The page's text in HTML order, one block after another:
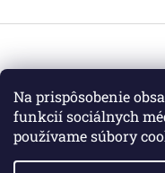
Na prispôsobenie
funkcií sociálnych
používame súbory
p
Copyright 2026